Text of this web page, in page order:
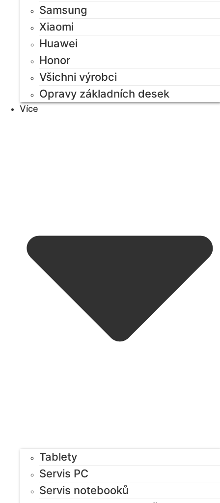
Samsung
Xiaomi
Huawei
Honor
Všichni výrobci
Opravy základních desek
Více
Tablety
Servis PC
Servis notebooků